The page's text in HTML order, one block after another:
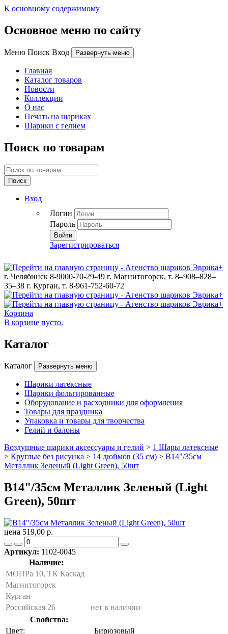
К основному содержимому
Основное меню по сайту
Меню Поиск Вход Развернуть меню
Главная
Каталог товаров
Новости
Коллекции
О нас
Печать на шариках
Шарики с гелием
Поиск по товарам
Поиск
Вход
Логин
Пароль
Войти
Зарегистрироваться
г. Челябинск 8-9000-70-29-49 г. Магнитогорск, т. 8–908–828–
35–38 г. Курган, т. 8-961-752-60-72
Корзина
В корзине пусто.
Каталог
Каталог Развернуть меню
Шарики латексные
Шарики фольгированные
Оборудование и расходники для оформления
Товары для праздника
Упаковка и товары для творчества
Гелий и балоны
Воздушные шарики аксессуары и гелий > 1 Шары латексные
> Круглые без рисунка > 14 дюймов (35 см) > B14"/35см
Металлик Зеленый (Light Green), 50шт
B14"/35см Металлик Зеленый (Light
Green), 50шт
цена 519,00 р.
Артикул: 1102-0045
Наличие:
МОПРа 10, ТК Каскад
Магнитогорск
Курган
Российская 26
нет в наличии
Свойства:
Цвет:
Бирюзовый